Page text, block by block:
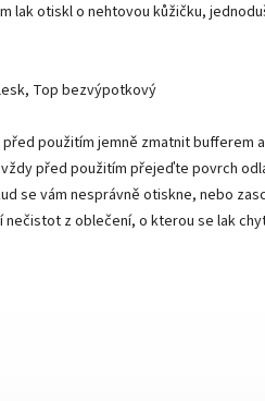
lak otiskl o nehtovou kůžičku,
Top bezvýpotkový
použitím jemně zmatnit bufferem
před použitím přejeďte povrch
se vám nesprávně otiskne, nebo
nečistot z oblečení, o kterou se lak